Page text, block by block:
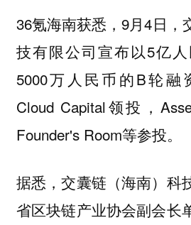
36氪海南获悉，9月4日，
技有限公司宣布以5亿
5000万人民币的B轮融
Cloud Capital领投，
Founder's Room等参投。
据悉，交囊链（海南）科
省区块链产业协会副会长